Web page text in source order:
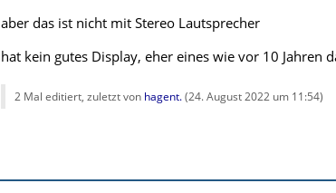
aber das ist nicht mit Stereo Lautsprecher
hat kein gutes Display, eher eines wie vor 10 Jahren
2 Mal editiert, zuletzt von hagent.(24. August 2022 um 11:54)